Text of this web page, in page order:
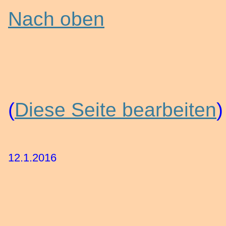
Nach oben
(Diese Seite bearbeiten
12.1.2016